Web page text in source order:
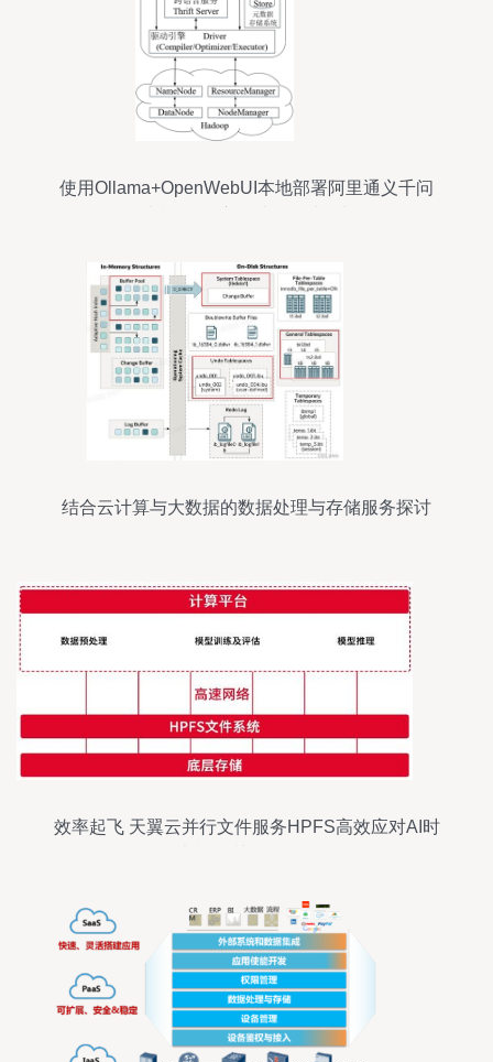
使用Ollama+OpenWebUI本地部署阿里通义千问
结合云计算与大数据的数据处理与存储服务探讨
效率起飞 天翼云并行文件服务HPFS高效应对AI时